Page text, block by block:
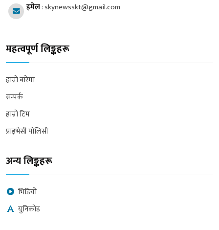
इमेल:skynewsskt@gmail.com
महत्वपूर्ण लिङ्कहरू
हाम्रो बारेमा
सम्पर्क
हाम्रो टिम
प्राइभेसी पोलिसी
अन्य लिङ्कहरू
भिडियो
युनिकोड